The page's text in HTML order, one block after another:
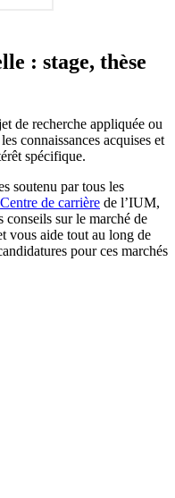
: stage, thèse
de recherche appliquée ou
connaissances acquises et
spécifique.
soutenu par tous les
Centre de carrière de l’IUM,
sur le marché de
vous aide tout au long de
pour ces marchés